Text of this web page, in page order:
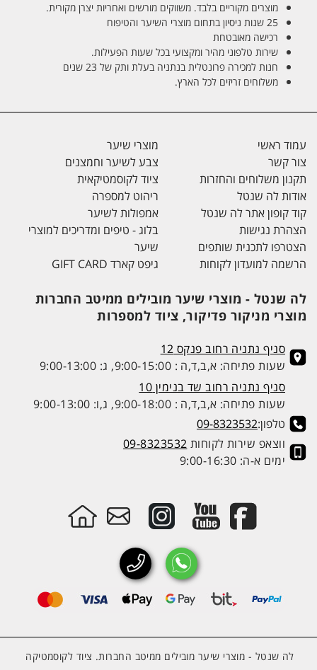
מוצרים מקוריים בלבד. משווקים מורשים ואחריות יצרן מקורית.
25 שנות ניסיון בתחום מוצרי השיער והטיפוח
רכישה מאובטחת
שירות טלפוני מהיר ומקצועי בכל שעות הפעילות.
חנות למכירה פרונטלית בנתניה בעלת ותק של 23 שנים
משלוחים זריזים לכל הארץ.
עמוד ראשי
צור קשר
תקנון משלוחים והחזרות
אודות לה שנטל
קוד קופון אתר לה שנטל
הצהרת נגישות
הצטרפו לתכנית שותפים
הרשמה למועדון לקוחות
מוצרי שיער
צבע לשיער וחמצנים
ציוד לקוסמטיקאית
ריהוט למספרה
אמפולות לשיער
בלוג - טיפים ומדריכים למוצרי
שיער
גיפט קארד GIFT CARD
לה שנטל - מוצרי שיער מובילים ממיטב החברות
מוצרי מניקור פדיקור, ציוד למספרות
סניף נתניה רחוב פנקס 12
שעות פתיחה: א,ב,ד,ה : 9:00-15:00, ג: 9:00-13:00
סניף נתניה רחוב שד בנימין 10
שעות פתיחה: א,ב,ד,ה : 9:00-18:00, ג,ו: 9:00-13:00
טלפון:09-8323532
ווצאפ שירות לקוחות 09-8323532
ימים א-ה: 9:00-16:30
לה שנטל - מוצרי שיער מובילים ממיטב החברות. ציוד לקוסמטיקה